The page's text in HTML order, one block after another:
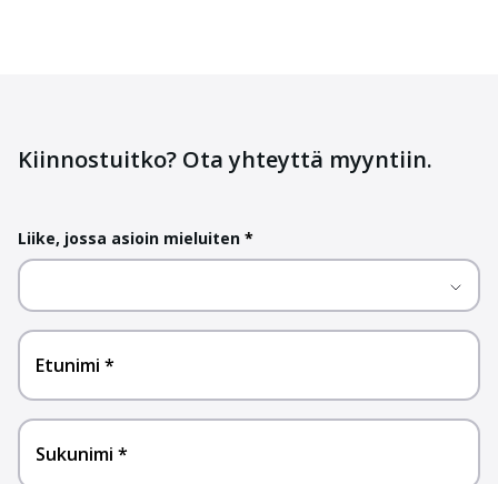
Kiinnostuitko? Ota yhteyttä myyntiin.
Liike, jossa asioin mieluiten *
Etunimi
Sukunimi